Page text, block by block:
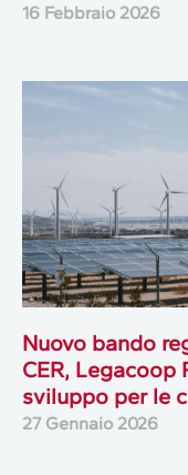
16 Febbraio 2026
Nuovo bando
CER, Legacoop
sviluppo per le
27 Gennaio 2026